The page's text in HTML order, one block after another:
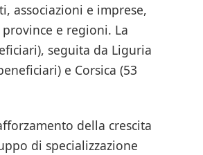
associazioni e imprese,
e regioni. La
seguita da Liguria
e Corsica (53
della crescita
di specializzazione